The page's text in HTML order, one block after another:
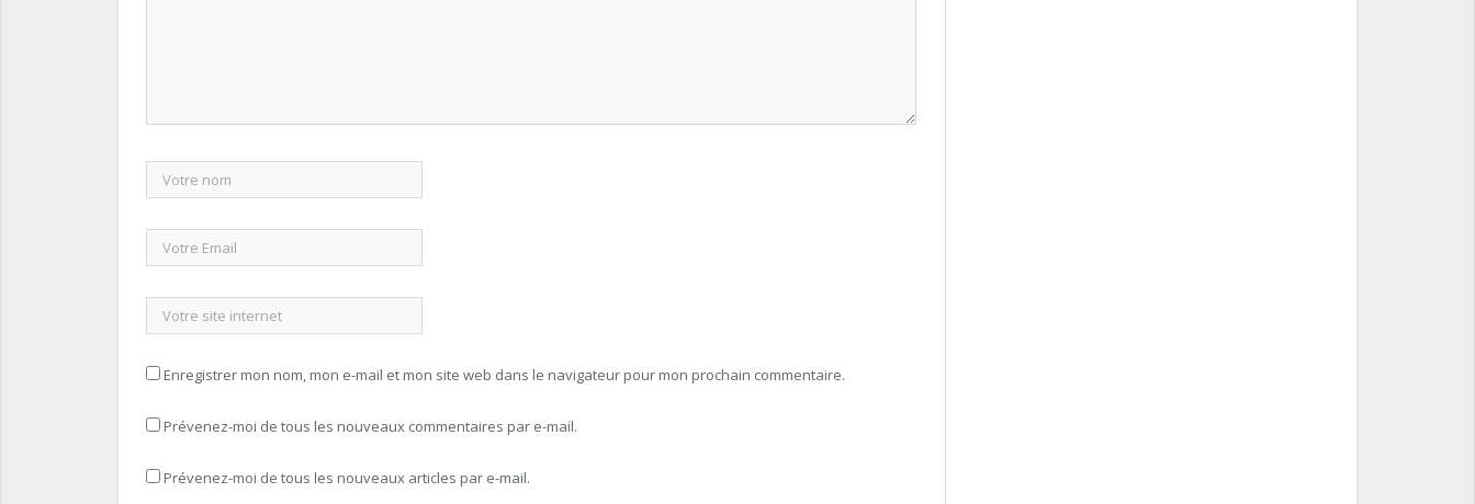
Enregistrer mon nom, mon e-mail et mon site web dans le navigateur pour mon prochain commentaire.
Prévenez-moi de tous les nouveaux commentaires par e-mail.
Prévenez-moi de tous les nouveaux articles par e-mail.